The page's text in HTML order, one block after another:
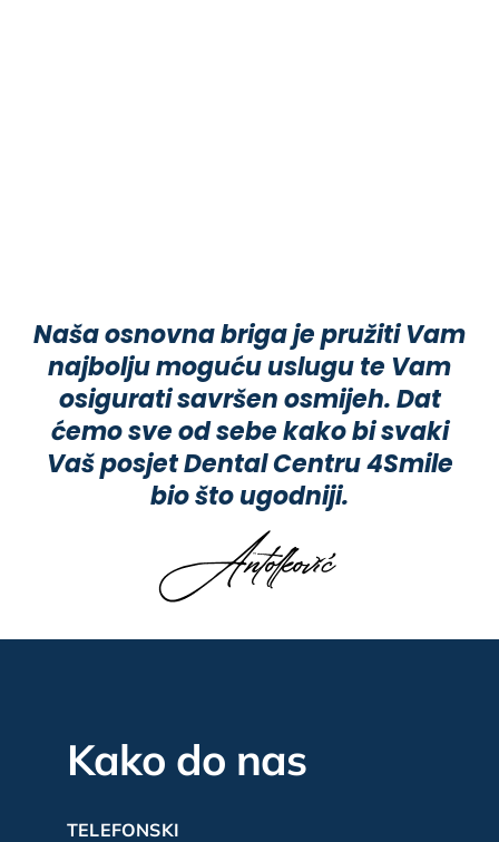
Naša osnovna briga je pružiti Vam
najbolju moguću uslugu te Vam
osigurati savršen osmijeh. Dat
ćemo sve od sebe kako bi svaki
Vaš posjet Dental Centru 4Smile
bio što ugodniji.
Kako do nas
TELEFONSKI